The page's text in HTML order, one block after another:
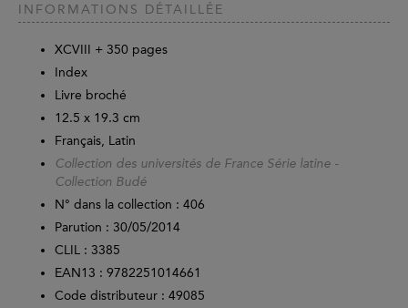
INFORMATIONS DÉTAILLÉE
XCVIII + 350 pages
Index
Livre broché
12.5 x 19.3 cm
Français, Latin
Collection des universités de France Série latine -
Collection Budé
N° dans la collection : 406
Parution : 30/05/2014
CLIL : 3385
EAN13 : 9782251014661
Code distributeur : 49085